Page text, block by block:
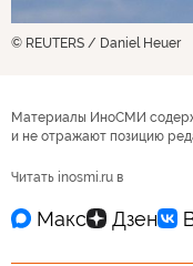
© REUTERS / Daniel Heuer
Материалы ИноСМИ
и не отражают позицию
Читать inosmi.ru в